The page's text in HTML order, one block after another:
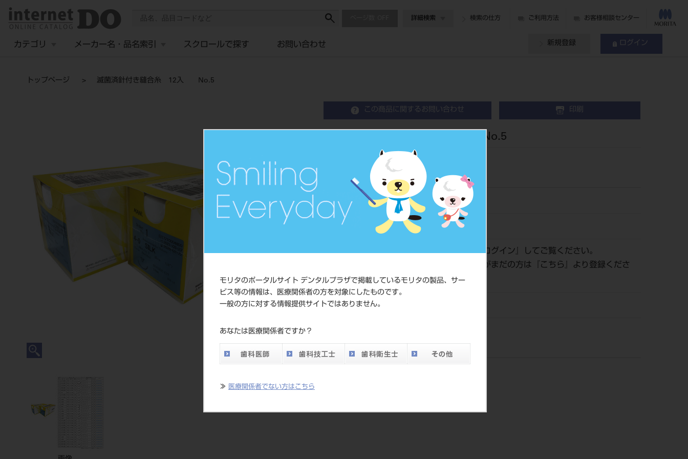
モリタのポータルサイト デンタルプラザで掲載しているモリタの製品、サー
ビス等の情報は、医療関係者の方を対象にしたものです。
一般の方に対する情報提供サイトではありません。
あなたは医療関係者ですか？
≫ 医療関係者でない方はこちら
詳細検索 検索の仕方 ご利用方法 お客様相談センター
カテゴリ メーカー名・品名索引 スクロールで探す お問い合わせ 新規登録 ログイン
トップページ 滅菌済針付き縫合糸 12入 No.5
この商品に関するお問い合わせ 印刷
滅菌済針付き縫合糸 12入 No.5
Suture With Needle
滅菌済針付縫合糸
品目コード 2023901605
JAN/EANコード 4546951500351
価格の確認は『ログイン 』してご覧ください。
ネット会員登録がまだの方は『
こちら
』より登録くださ
い。
メーカー
ジ